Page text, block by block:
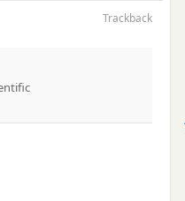
Trackback